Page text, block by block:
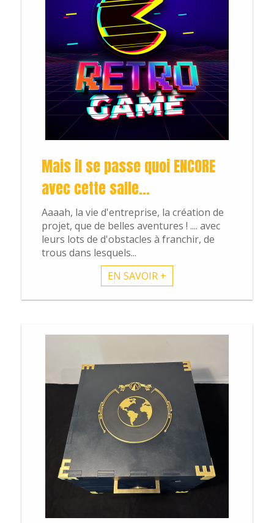
Contact
Mais il se passe quoi ENCORE
avec cette salle...
Aaaah, la vie d'entreprise, la création de
projet, que de belles aventures ! .... avec
leurs lots de d'obstacles à franchir, de
trous dans lesquels...
EN SAVOIR +